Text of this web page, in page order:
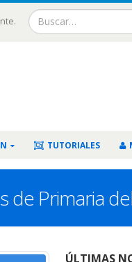
TUTORIALES
de Primaria
ÚLTIMAS